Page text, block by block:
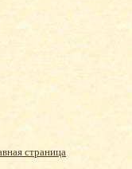
страница